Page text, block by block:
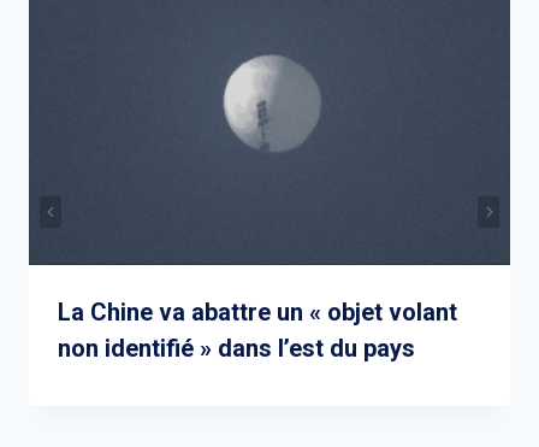
La Chine va abattre un « objet volant
non identifié » dans l’est du pays